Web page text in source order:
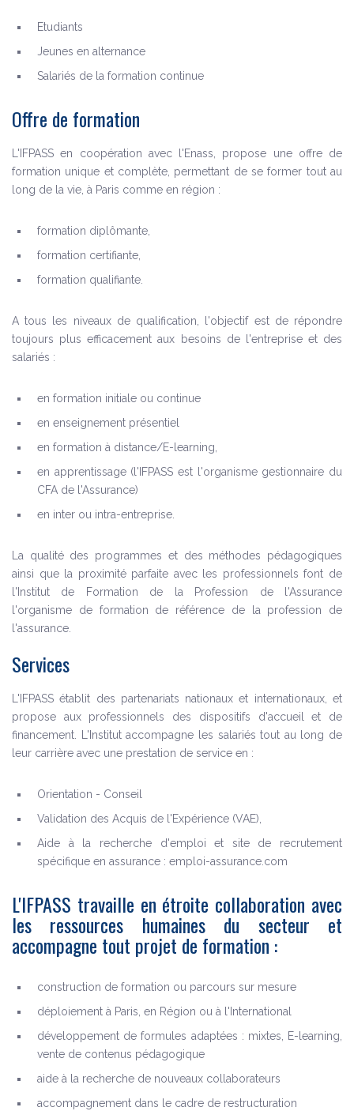
Etudiants
Jeunes en alternance
Salariés de la formation continue
Offre de formation
L'IFPASS en coopération avec l'Enass, propose une offre de
formation unique et complète, permettant de se former tout au
long de la vie, à Paris comme en région :
formation diplômante,
formation certifiante,
formation qualifiante.
A tous les niveaux de qualification, l'objectif est de répondre
toujours plus efficacement aux besoins de l'entreprise et des
salariés :
en formation initiale ou continue
en enseignement présentiel
en formation à distance/E-learning,
en apprentissage (l'IFPASS est l'organisme gestionnaire du
CFA de l'Assurance)
en inter ou intra-entreprise.
La qualité des programmes et des méthodes pédagogiques
ainsi que la proximité parfaite avec les professionnels font de
l'Institut de Formation de la Profession de l'Assurance
l'organisme de formation de référence de la profession de
l'assurance.
Services
L'IFPASS établit des partenariats nationaux et internationaux, et
propose aux professionnels des dispositifs d'accueil et de
financement. L'Institut accompagne les salariés tout au long de
leur carrière avec une prestation de service en :
Orientation - Conseil
Validation des Acquis de l'Expérience (VAE),
Aide à la recherche d'emploi et site de recrutement
spécifique en assurance : emploi-assurance.com
L'IFPASS travaille en étroite collaboration avec
les ressources humaines du secteur et
accompagne tout projet de formation :
construction de formation ou parcours sur mesure
déploiement à Paris, en Région ou à l'International
développement de formules adaptées : mixtes, E-learning,
vente de contenus pédagogique
aide à la recherche de nouveaux collaborateurs
accompagnement dans le cadre de restructuration